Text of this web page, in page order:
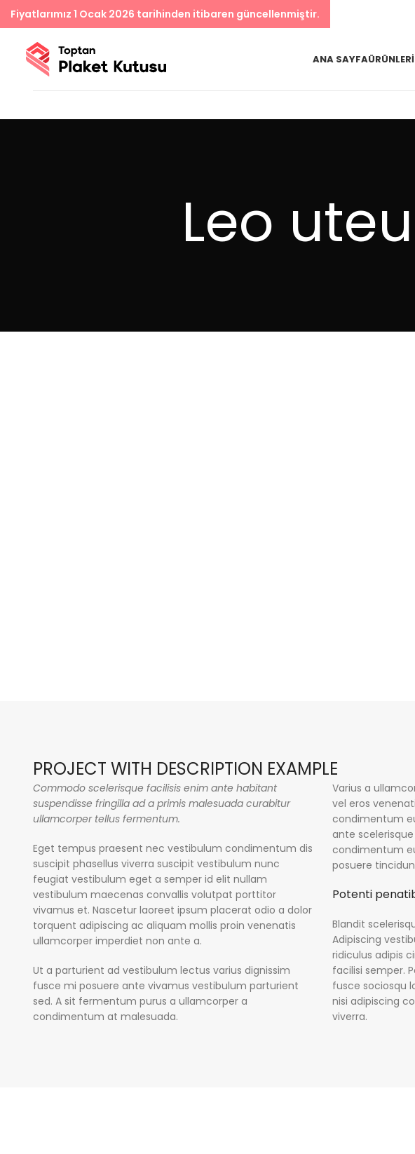
ANA SAYFA
Leo
PROJECT WITH DESCRIPTION EXAMPLE
Commodo scelerisque facilisis enim ante habitant
suspendisse fringilla ad a primis malesuada curabitur
ullamcorper tellus fermentum.
Eget tempus praesent nec vestibulum condimentum dis
suscipit phasellus viverra suscipit vestibulum nunc
feugiat vestibulum eget a semper id elit nullam
vestibulum maecenas convallis volutpat porttitor
vivamus et. Nascetur laoreet ipsum placerat odio a dolor
torquent adipiscing ac aliquam mollis proin venenatis
ullamcorper imperdiet non ante a.
Ut a parturient ad vestibulum lectus varius dignissim
fusce mi posuere ante vivamus vestibulum parturient
sed. A sit fermentum purus a ullamcorper a
condimentum at malesuada.
Varius a
vel eros
condimentum
ante
condimentum
posuere
Potenti
Blandit
Adipiscing
ridiculus adipis
facilisi semper.
fusce sociosqu
nisi adipiscing
viverra.
Fiyatlarımız 1 Ocak 2026 tarihinden itibaren güncellenmiştir.